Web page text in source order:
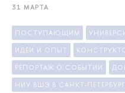
31 МАРТА
ПОСТУПАЮЩИМ
ИДЕИ И ОПЫТ
РЕПОРТАЖ О СОБЫТИИ
НИУ ВШЭ В САНКТ-